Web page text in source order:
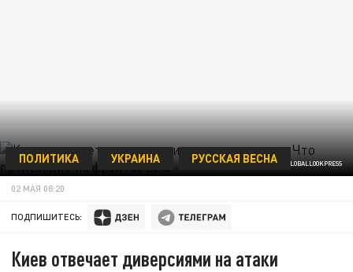
MOD RUSSIA/VIA/GLOBALLOOKPRESS
ПОЛИТИКА УКРАИНА РУССКАЯ ВЕСНА
02 МАЯ 08:20
ПОДПИШИТЕСЬ:
Киев отвечает диверсиями на атаки